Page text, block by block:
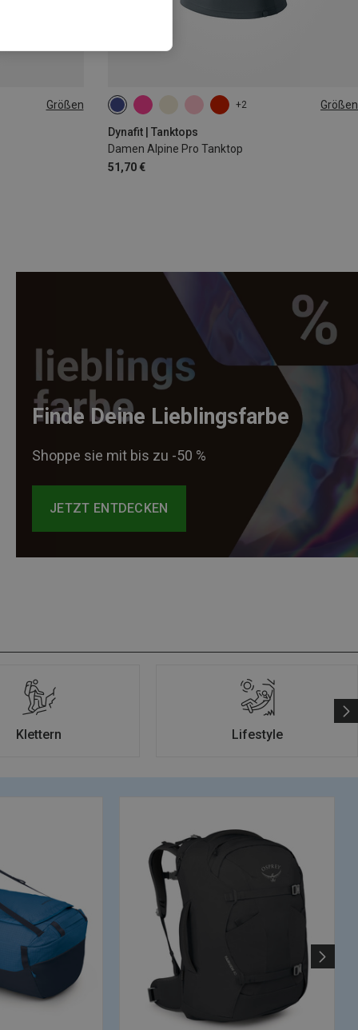
Größen +2 Größen
Dynafit | Tanktops
Damen Alpine Pro Tanktop
51,70 €
XS S XL
Finde Deine Lieblingsfarbe
Shoppe sie mit bis zu -50 %
JETZT ENTDECKEN
Klettern Lifestyle